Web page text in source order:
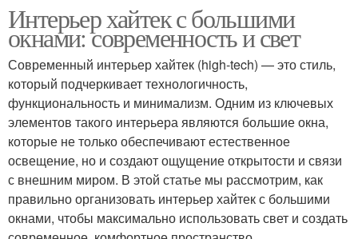
Интерьер хайтек с большими
окнами: современность и свет
Современный интерьер хайтек (high-tech) — это стиль,
который подчеркивает технологичность,
функциональность и минимализм. Одним из ключевых
элементов такого интерьера являются большие окна,
которые не только обеспечивают естественное
освещение, но и создают ощущение открытости и связи
с внешним миром. В этой статье мы рассмотрим, как
правильно организовать интерьер хайтек с большими
окнами, чтобы максимально использовать свет и создать